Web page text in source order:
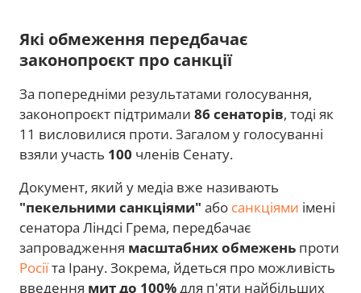
Які обмеження передбачає
законопроєкт про санкції
За попередніми результатами голосування,
законопроєкт підтримали 86 сенаторів, тоді як
11 висловилися проти. Загалом у голосуванні
взяли участь 100 членів Сенату.
Документ, який у медіа вже називають
"пекельними санкціями" або санкціями імені
сенатора Ліндсі Грема, передбачає
запровадження масштабних обмежень проти
Росіїта Ірану. Зокрема, йдеться про можливість
введення мит до 100%для п'яти найбільших